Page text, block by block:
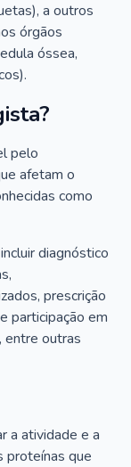
a outros
órgãos
óssea,
pelo
afetam o
como
diagnóstico
prescrição
participação em
entre outras
a atividade e a
proteínas que